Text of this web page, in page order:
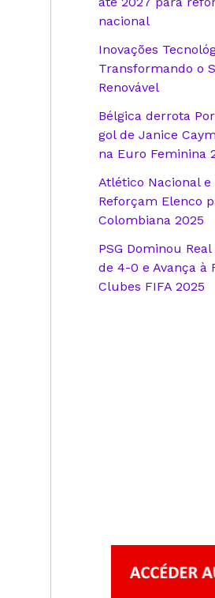
nacional
Inovações
Transformando o
Renovável
Bélgica derrota
gol de Janice
na Euro Feminina
Atlético Nacional
Reforçam Elenco
Colombiana 2025
PSG Dominou
de 4-0 e Avança à
Clubes FIFA 2025